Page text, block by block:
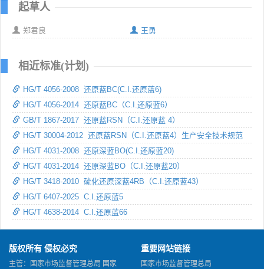
起草人
郑君良 王勇
相近标准(计划)
HG/T 4056-2008 还原蓝BC(C.I.还原蓝6)
HG/T 4056-2014 还原蓝BC（C.I.还原蓝6）
GB/T 1867-2017 还原蓝RSN（C.I.还原蓝 4）
HG/T 30004-2012 还原蓝RSN（C.I.还原蓝4）生产安全技术规范
HG/T 4031-2008 还原深蓝BO(C.I.还原蓝20)
HG/T 4031-2014 还原深蓝BO（C.I.还原蓝20）
HG/T 3418-2010 硫化还原深蓝4RB（C.I.还原蓝43）
HG/T 6407-2025 C.I.还原蓝5
HG/T 4638-2014 C.I.还原蓝66
版权所有 侵权必究
主管：国家市场监督管理总局 国家
重要网站链接
国家市场监督管理总局